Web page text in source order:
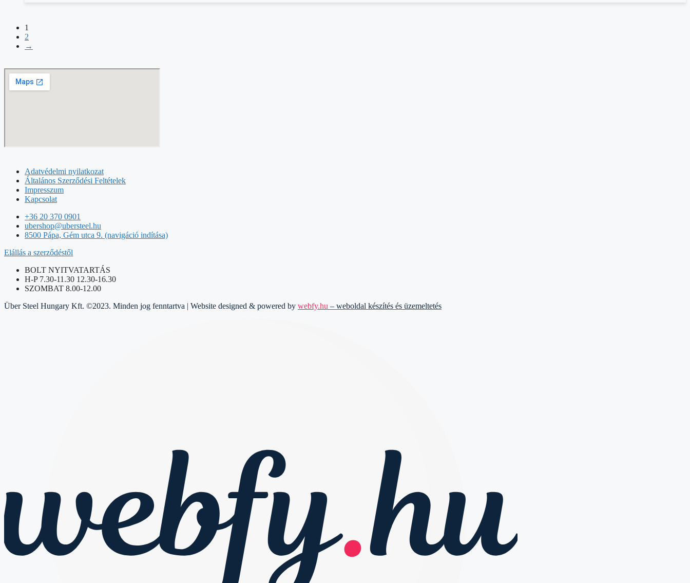
1
2
→
Adatvédelmi nyilatkozat
Általános Szerződési Feltételek
Impresszum
Kapcsolat
+36 20 370 0901
ubershop@ubersteel.hu
8500 Pápa, Gém utca 9. (navigáció indítása)
Elállás a szerződéstől
BOLT NYITVATARTÁS
H-P 7.30-11.30 12.30-16.30
SZOMBAT 8.00-12.00
Über Steel Hungary Kft. ©2023. Minden jog fenntartva | Website designed & powered by webfy.hu – weboldal készítés és üzemeltetés